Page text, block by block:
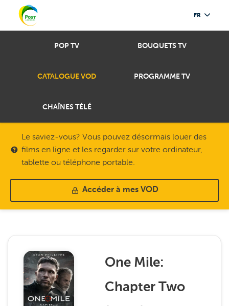
FR
POP TV BOUQUETS TV
CATALOGUE VOD PROGRAMME TV
CHAÎNES TÉLÉ
Le saviez-vous? Vous pouvez désormais louer des
films en ligne et les regarder sur votre ordinateur,
tablette ou téléphone portable.
Accéder à mes VOD
One Mile:
Chapter Two